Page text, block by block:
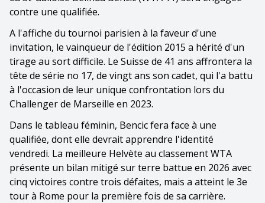
contre une qualifiée.
A l'affiche du tournoi parisien à la faveur d'une
invitation, le vainqueur de l'édition 2015 a hérité d'un
tirage au sort difficile. Le Suisse de 41 ans affrontera la
tête de série no 17, de vingt ans son cadet, qui l'a battu
à l'occasion de leur unique confrontation lors du
Challenger de Marseille en 2023.
Dans le tableau féminin, Bencic fera face à une
qualifiée, dont elle devrait apprendre l'identité
vendredi. La meilleure Helvète au classement WTA
présente un bilan mitigé sur terre battue en 2026 avec
cinq victoires contre trois défaites, mais a atteint le 3e
tour à Rome pour la première fois de sa carrière.